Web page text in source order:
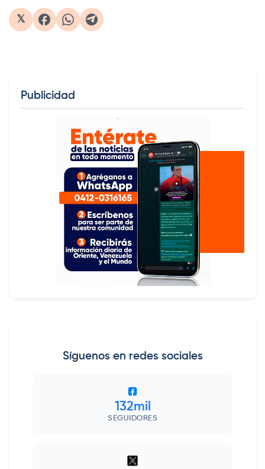
𝕏
Publicidad
Síguenos en redes sociales
132mil
SEGUIDORES